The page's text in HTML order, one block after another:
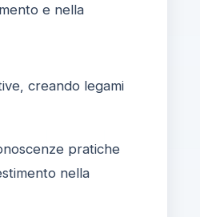
e nella
creando legami
pratiche
nella